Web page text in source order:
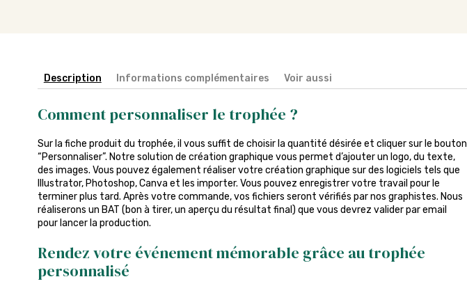
Description Informations complémentaires Voir aussi
Comment personnaliser le trophée ?
Sur la fiche produit du trophée, il vous suffit de choisir la quantité désirée et cliquer sur le bouton
“Personnaliser”. Notre solution de création graphique vous permet d’ajouter un logo, du texte,
des images. Vous pouvez également réaliser votre création graphique sur des logiciels tels que
Illustrator, Photoshop, Canva et les importer. Vous pouvez enregistrer votre travail pour le
terminer plus tard. Après votre commande, vos fichiers seront vérifiés par nos graphistes. Nous
réaliserons un BAT (bon à tirer, un aperçu du résultat final) que vous devrez valider par email
pour lancer la production.
Rendez votre événement mémorable grâce au trophée
personnalisé